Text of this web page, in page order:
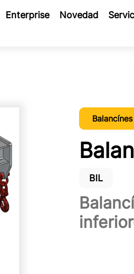
Enterprise Novedad
BIL